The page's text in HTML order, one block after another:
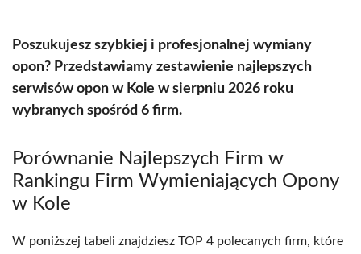
(Twitter)
Poszukujesz szybkiej i profesjonalnej wymiany
opon? Przedstawiamy zestawienie najlepszych
serwisów opon w Kole w sierpniu 2026 roku
wybranych spośród 6 firm.
Porównanie Najlepszych Firm w
Rankingu Firm Wymieniających Opony
w Kole
W poniższej tabeli znajdziesz TOP 4 polecanych firm, które